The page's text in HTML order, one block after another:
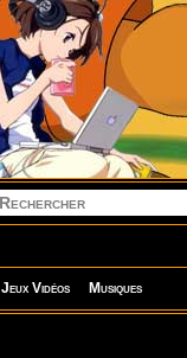
Jeux Vidéos Musiques